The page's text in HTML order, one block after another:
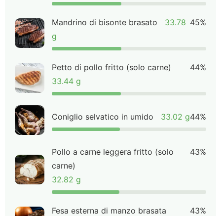
Mandrino di bisonte brasato
33.78
g
45%
Petto di pollo fritto (solo carne)
33.44 g
44%
Coniglio selvatico in umido 33.02 g44%
Pollo a carne leggera fritto (solo
carne)
32.82 g
43%
Fesa esterna di manzo brasata
43%